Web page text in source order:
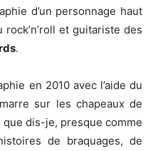
d’un personnage haut
et guitariste des
.
en 2010 avec l’aide du
sur les chapeaux de
dis-je, presque comme
de braquages, de